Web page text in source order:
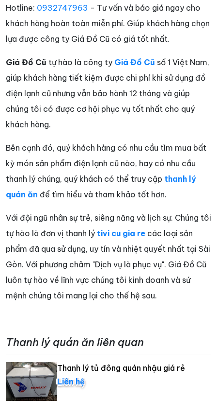
Hotline: 0932747963 - Tư vấn và báo giá ngay cho
khách hàng hoàn toàn miễn phí. Giúp khách hàng chọn
lựa được công ty Giá Đồ Cũ có giá tốt nhất.
Giá Đồ Cũ tự hào là công ty Giá Đồ Cũ số 1 Việt Nam,
giúp khách hàng tiết kiệm được chi phí khi sử dụng đồ
điện lạnh cũ nhưng vẫn bảo hành 12 tháng và giúp
chúng tôi có được cơ hội phục vụ tốt nhất cho quý
khách hàng.
Bên cạnh đó, quý khách hàng có nhu cầu tìm mua bất
kỳ món sản phẩm điện lạnh cũ nào, hay có nhu cầu
thanh lý chúng, quý khách có thể truy cập thanh lý
quán ăn để tìm hiểu và tham khảo tốt hơn.
Với đội ngũ nhân sự trẻ, siêng năng và lịch sự. Chúng tôi
tự hào là đơn vị thanh lý tivi cu gia re các loại sản
phẩm đã qua sử dụng, uy tín và nhiệt quyết nhất tại Sài
Gòn. Với phương châm "Dịch vụ là phục vụ". Giá Đồ Cũ
luôn tự hào về lĩnh vực chúng tôi kinh doanh và sứ
mệnh chúng tôi mang lại cho thế hệ sau.
Thanh lý quán ăn liên quan
Thanh lý tủ đông quán nhậu giá rẻ
Liên hệ